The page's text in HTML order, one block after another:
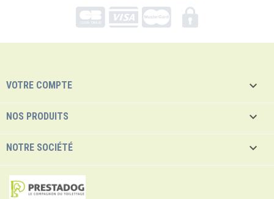
VOTRE COMPTE 
NOS PRODUITS 
NOTRE SOCIÉTÉ 